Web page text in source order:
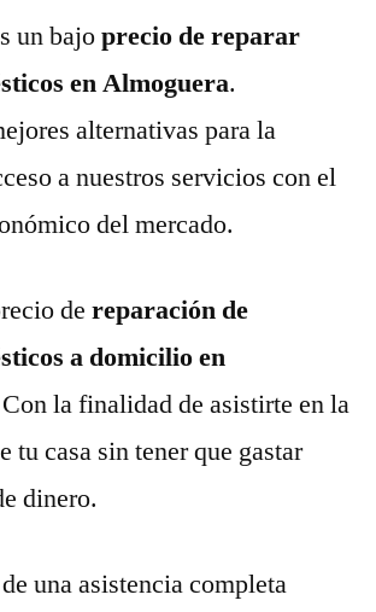
un bajoprecio de reparar
en Almoguera.
alternativas para la
a nuestros servicios con el
del mercado.
de reparación de
a domicilio en
Con la finalidad de asistirte en la
tu casa sin tener que gastar
dinero.
una asistencia completa